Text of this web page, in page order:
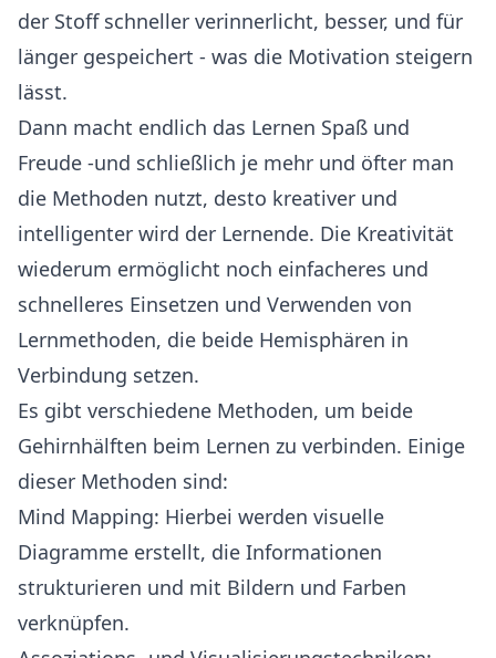
der Stoff schneller verinnerlicht, besser, und für
länger gespeichert - was die Motivation steigern
lässt.
Dann macht endlich das Lernen Spaß und
Freude -und schließlich je mehr und öfter man
die Methoden nutzt, desto kreativer und
intelligenter wird der Lernende. Die Kreativität
wiederum ermöglicht noch einfacheres und
schnelleres Einsetzen und Verwenden von
Lernmethoden, die beide Hemisphären in
Verbindung setzen.
Es gibt verschiedene Methoden, um beide
Gehirnhälften beim Lernen zu verbinden. Einige
dieser Methoden sind:
Mind Mapping: Hierbei werden visuelle
Diagramme erstellt, die Informationen
strukturieren und mit Bildern und Farben
verknüpfen.